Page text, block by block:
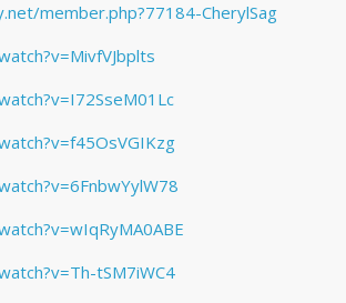
member.php?77184-CherylSag
tSM7iWC4